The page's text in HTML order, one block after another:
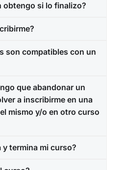
obtengo si lo finalizo?
son compatibles con un
que abandonar un
a inscribirme en una
mismo y/o en otro curso
y termina mi curso?